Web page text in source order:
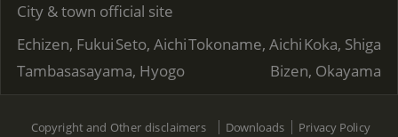
City & town official site
Echizen, FukuiSeto, AichiTokoname, AichiKoka, Shiga
Tambasasayama, Hyogo
Bizen, Okayama
Copyright and Other disclaimers Downloads Privacy Policy